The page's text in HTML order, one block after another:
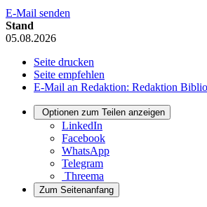
E-Mail senden
Stand
05.08.2026
Seite drucken
Seite empfehlen
E-Mail an Redaktion: Redaktion
Optionen zum Teilen anzeigen
LinkedIn
Facebook
WhatsApp
Telegram
Threema
Zum Seitenanfang